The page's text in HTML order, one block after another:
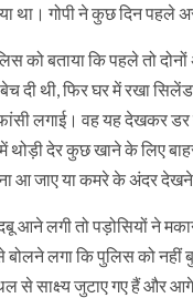
था। गोपी ने कुछ दिन
को बताया कि पहले तो
दी थी, फिर घर में रखा
लगाई। वह यह देखकर
थोड़ी देर कुछ खाने के लिए
आ जाए या कमरे के अंदर देखने
आने लगी तो पड़ोसियों ने
लगा कि पुलिस को
से साक्ष्य जुटाए गए हैं और